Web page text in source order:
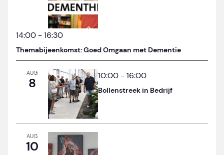
14:00 -16:30
Themabijeenkomst: Goed Omgaan met Dementie
AUG
8 10:00 -16:00
Bollenstreek in Bedrijf
AUG
10